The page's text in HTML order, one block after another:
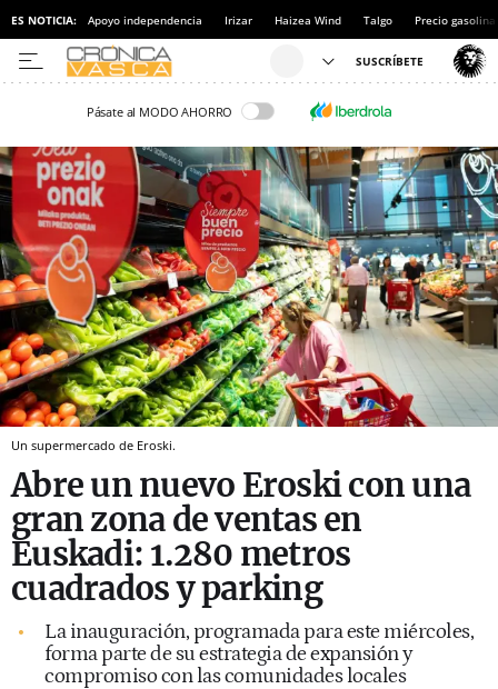
ES NOTICIA: Apoyo independencia Irizar Haizea Wind Talgo Precio gasolina
Pásate al MODO AHORRO
Un supermercado de Eroski.
Abre un nuevo Eroski con una
gran zona de ventas en
Euskadi: 1.280 metros
cuadrados y parking
La inauguración, programada para este miércoles,
forma parte de su estrategia de expansión y
compromiso con las comunidades locales